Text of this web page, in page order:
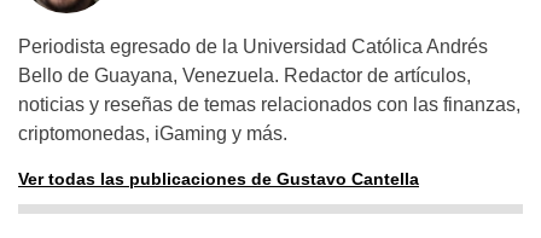
Periodista egresado de la Universidad Católica Andrés
Bello de Guayana, Venezuela. Redactor de artículos,
noticias y reseñas de temas relacionados con las finanzas,
criptomonedas, iGaming y más.
Ver todas las publicaciones de Gustavo Cantella